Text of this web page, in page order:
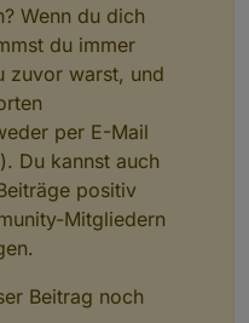
Wenn du dich
du immer
zuvor warst, und
per E-Mail
Du kannst auch
positiv
Mitgliedern
Beitrag noch